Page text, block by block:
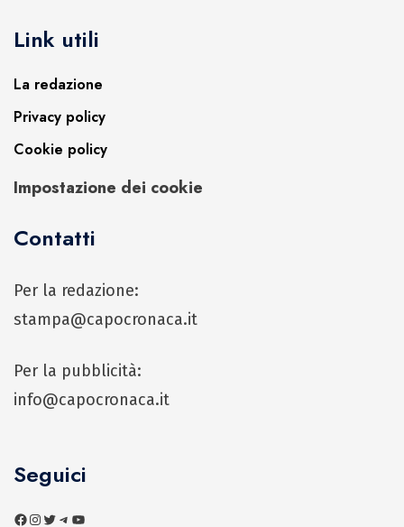
Link utili
La redazione
Privacy policy
Cookie policy
Impostazione dei cookie
Contatti
Per la redazione:
stampa@capocronaca.it
Per la pubblicità:
info@capocronaca.it
Seguici